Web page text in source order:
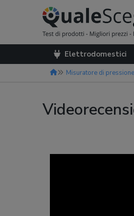
Elettrodomestici
Misuratore di pressione